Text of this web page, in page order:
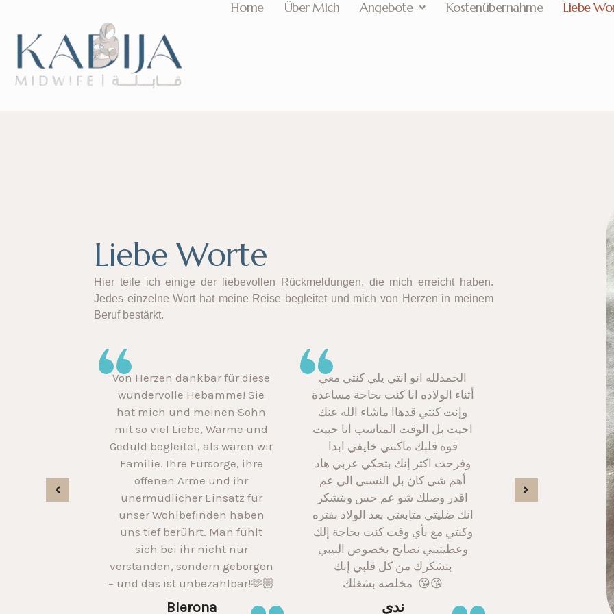
springen
Home Über Mich Angebote Kostenübernahme Liebe
Liebe Worte
Hier teile ich einige der liebevollen Rückmeldungen, die mich erreicht haben.
Jedes einzelne Wort hat meine Reise begleitet und mich von Herzen in meinem
Beruf bestärkt.
Von Herzen dankbar für diese
wundervolle Hebamme! Sie
hat mich und meinen Sohn
mit so viel Liebe, Wärme und
Geduld begleitet, als wären wir
Familie. Ihre Fürsorge, ihre
offenen Arme und ihr
unermüdlicher Einsatz für
unser Wohlbefinden haben
uns tief berührt. Man fühlt
sich bei ihr nicht nur
verstanden, sondern geborgen
– und das ist unbezahlbar!🫶🏼
Blerona
الحمدلله انو انتي يلي كنتي معي
أثناء الولاده انا كنت بحاجة مساعدة
وإنت كنتي قدهاا ماشاء الله عنك
اجيت بل الوقت المناسب انا حبيت
قوه قلبك ماكنتي خايفي ابدا
وفرحت اكتر إنك بتحكي عربي هاد
أهم شي كان بل النسبي الي عم
اقدر وصلك شو عم حس وبتشكر
انك ضليتي متابعتي بعد الولاد بفتره
وكنتي مع بأي وقت كنت بحاجة إلك
وعطيتيني نصايح بخصوص البيبي
بتشكرك من كل قلبي إنك
مخلصه بشغلك 😘😘
ندى
Ich durfte
dritten
kennenlernen
noch nie so
gefühlt. Ihre
liebevolle und
schafft
vertrauensvolle
Sie nimmt sich
zu und geht
Fragen,
Stillprobleme ein
sich jederzeit
aufgehoben